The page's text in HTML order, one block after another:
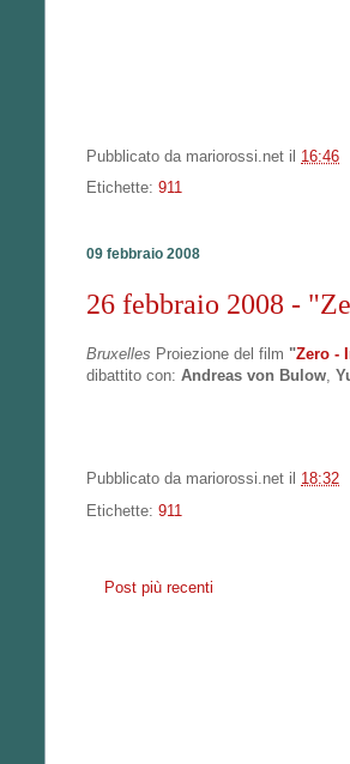
Pubblicato da mariorossi.net il 16:46
Etichette: 911
09 febbraio 2008
26 febbraio 2008 -
Bruxelles Proiezione del film "Zero -
dibattito con: Andreas von Bulow,
Pubblicato da mariorossi.net il 18:32
Etichette: 911
Post più recenti